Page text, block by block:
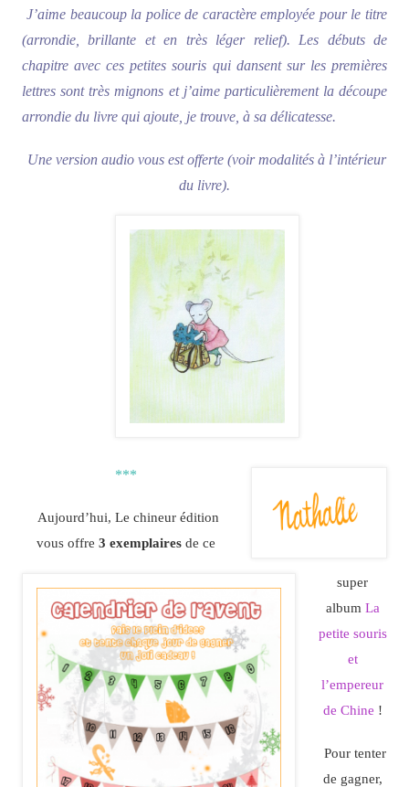
J’aime beaucoup la police de caractère employée pour le titre
(arrondie, brillante et en très léger relief). Les débuts de
chapitre avec ces petites souris qui dansent sur les premières
lettres sont très mignons et j’aime particulièrement la découpe
arrondie du livre qui ajoute, je trouve, à sa délicatesse.
Une version audio vous est offerte (voir modalités à l’intérieur
du livre).
***
Aujourd’hui, Le chineur édition
vous offre 3 exemplairesde ce
super
album La
petite souris
et
l’empereur
de Chine !
Pour tenter
de gagner,